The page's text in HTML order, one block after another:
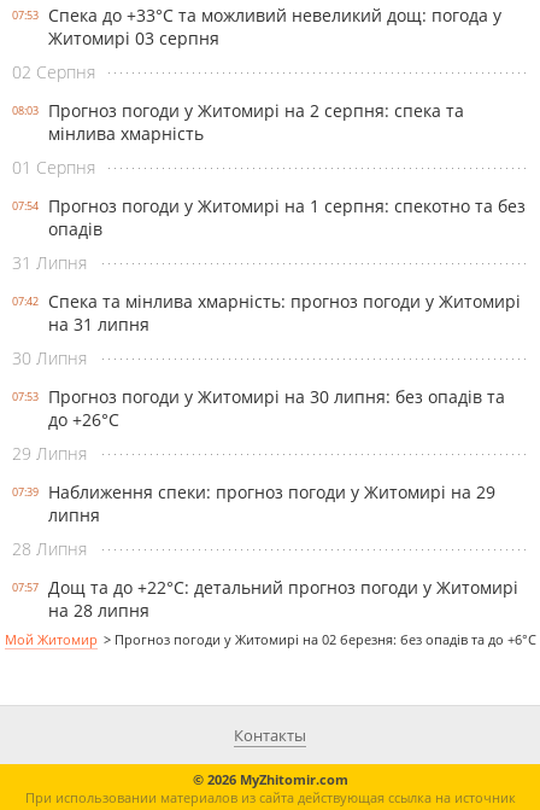
07:53
Спека до +33°С та можливий невеликий дощ: погода у
Житомирі 03 серпня
02 Серпня
08:03
Прогноз погоди у Житомирі на 2 серпня: спека та
мінлива хмарність
01 Серпня
07:54
Прогноз погоди у Житомирі на 1 серпня: спекотно та без
опадів
31 Липня
07:42
Спека та мінлива хмарність: прогноз погоди у Житомирі
на 31 липня
30 Липня
07:53
Прогноз погоди у Житомирі на 30 липня: без опадів та
до +26°С
29 Липня
07:39
Наближення спеки: прогноз погоди у Житомирі на 29
липня
28 Липня
07:57
Дощ та до +22°С: детальний прогноз погоди у Житомирі
на 28 липня
Мой Житомир > Прогноз погоди у Житомирі на 02 березня: без опадів та до +6°C
Контакты
© 2026 MyZhitomir.com
При использовании материалов из сайта действующая ссылка на источник